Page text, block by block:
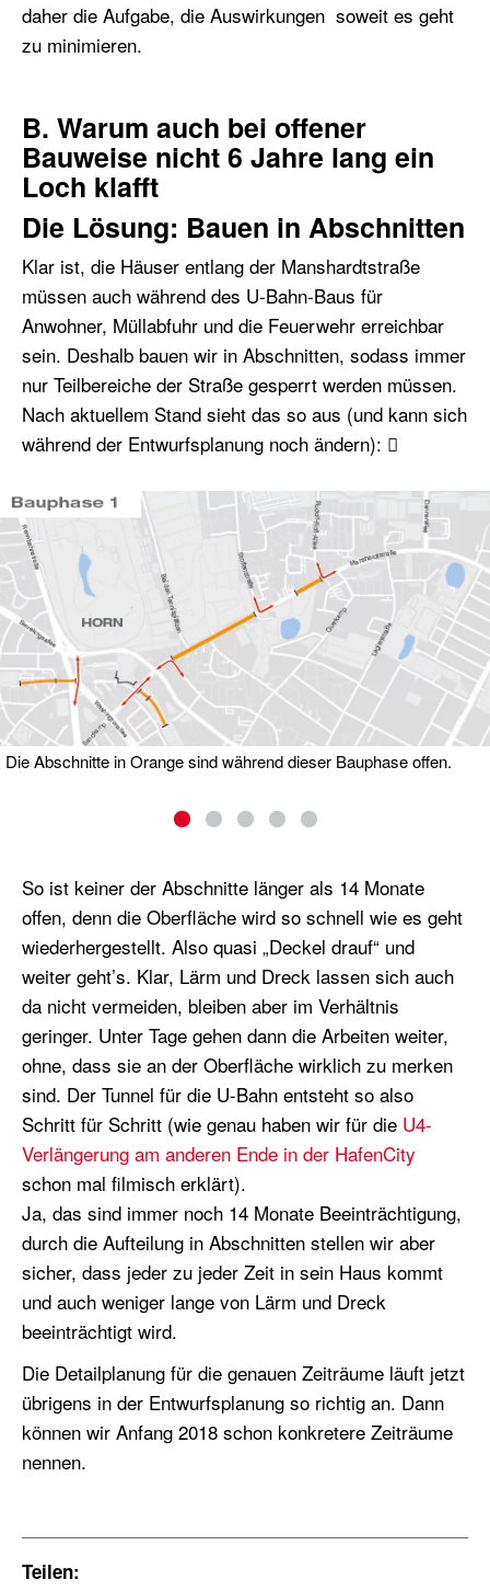
daher die Aufgabe, die Auswirkungen soweit es geht
zu minimieren.
B. Warum auch bei offener
Bauweise nicht 6 Jahre lang ein
Loch klafft
Die Lösung: Bauen in Abschnitten
Klar ist, die Häuser entlang der Manshardtstraße
müssen auch während des U-Bahn-Baus für
Anwohner, Müllabfuhr und die Feuerwehr erreichbar
sein. Deshalb bauen wir in Abschnitten, sodass immer
nur Teilbereiche der Straße gesperrt werden müssen.
Nach aktuellem Stand sieht das so aus (und kann sich
während der Entwurfsplanung noch ändern): 
Die Abschnitte in Orange sind während dieser Bauphase offen.
So ist keiner der Abschnitte länger als 14 Monate
offen, denn die Oberfläche wird so schnell wie es geht
wiederhergestellt. Also quasi „Deckel drauf“ und
weiter geht’s. Klar, Lärm und Dreck lassen sich auch
da nicht vermeiden, bleiben aber im Verhältnis
geringer. Unter Tage gehen dann die Arbeiten weiter,
ohne, dass sie an der Oberfläche wirklich zu merken
sind. Der Tunnel für die U-Bahn entsteht so also
Schritt für Schritt (wie genau haben wir für die U4-
Verlängerung am anderen Ende in der HafenCity
schon mal filmisch erklärt).
Ja, das sind immer noch 14 Monate Beeinträchtigung,
durch die Aufteilung in Abschnitten stellen wir aber
sicher, dass jeder zu jeder Zeit in sein Haus kommt
und auch weniger lange von Lärm und Dreck
beeinträchtigt wird.
Die Detailplanung für die genauen Zeiträume läuft jetzt
übrigens in der Entwurfsplanung so richtig an. Dann
können wir Anfang 2018 schon konkretere Zeiträume
nennen.
Teilen: